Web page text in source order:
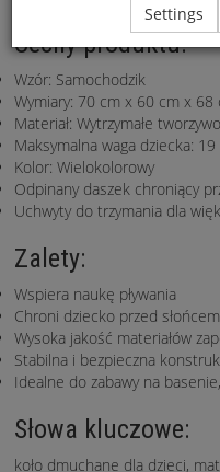
Cechy produktu:
Wzór: Samochodzik
Wymiary: 70 cm x 60 cm x 68
Materiał: Wytrzymałe
Maksymalna waga dziecka: 19
Kolor: Wielokolorowy
Odpinany daszek chroniący
Uchwyty do trzymania dla
Zalety:
Wspiera naukę pływania
Chroni dziecko przed
Wysoka jakość materiałów
Stabilna i bezpieczna
Idealne do zabawy na
Słowa kluczowe:
koło dmuchane dla dzieci,
Settings